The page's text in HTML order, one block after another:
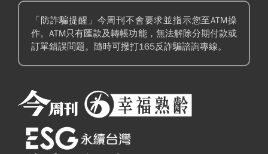
「防詐騙提醒」今周刊不會要求並指示您至ATM操
作。ATM只有匯款及轉帳功能，無法解除分期付款或
訂單錯誤問題。隨時可撥打165反詐騙諮詢專線。